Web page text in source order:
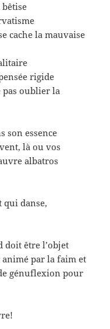
cache la mauvaise
rigide
oublier la
son essence
là ou vos
albatros
qui danse,
doit être l’objet
par la faim et
génuflexion pour